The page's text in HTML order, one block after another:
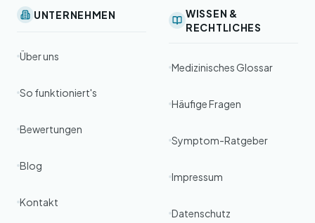
UNTERNEHMEN
Über uns
So funktioniert's
Bewertungen
Blog
Kontakt
WISSEN &
RECHTLICHES
Medizinisches Glossar
Häufige Fragen
Symptom-Ratgeber
Impressum
Datenschutz